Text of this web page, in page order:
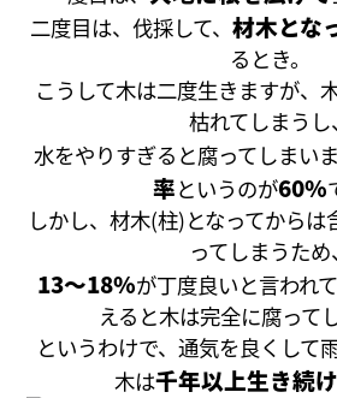
二度目は、伐採して、 材木とな
るとき。
こうして木は二度生きますが、
枯れてしまうし、
水をやりすぎると腐ってしまい
率というのが60％
しかし、材木(柱)となってから
ってしまうため、
13～18％が丁度良いと言われ
えると木は完全に腐って
というわけで、通気を良くして
木は千年以上生き続